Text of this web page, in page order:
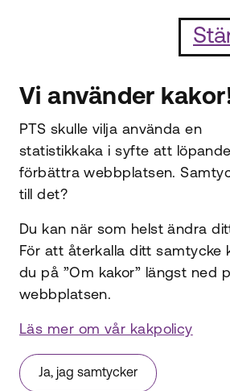
Nyheter
Vi använder
PTS skulle vilja använda en
statistikkaka i syfte att löpande
förbättra webbplatsen.
till det?
Du kan när som helst ändra
För att återkalla ditt samtycke
du på ”Om kakor” längst ned
webbplatsen.
Läs mer om vår kakpolicy
Ja, jag samtycker